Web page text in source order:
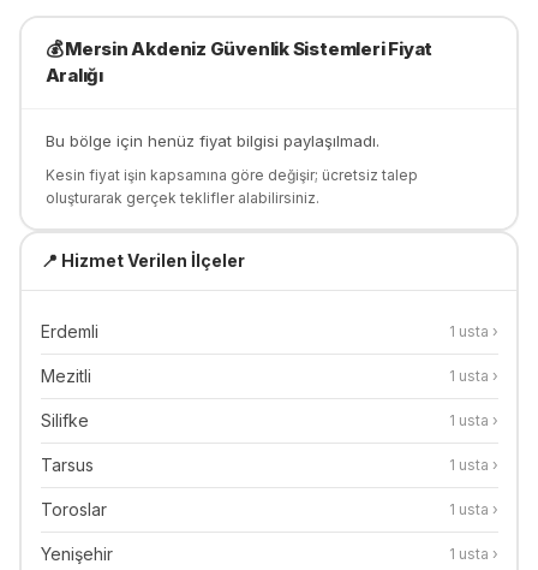
💰Mersin Akdeniz Güvenlik SistemleriFiyat
Aralığı
Bu bölge için henüz fiyat bilgisi paylaşılmadı.
Kesin fiyat işin kapsamına göre değişir; ücretsiz talep
oluşturarak gerçek teklifler alabilirsiniz.
📍 Hizmet Verilen İlçeler
Erdemli 1 usta ›
Mezitli 1 usta ›
Silifke 1 usta ›
Tarsus 1 usta ›
Toroslar 1 usta ›
Yenişehir 1 usta ›